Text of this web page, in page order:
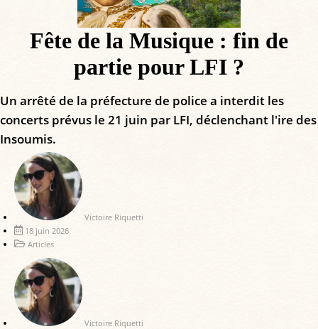
Fête de la Musique : fin de
partie pour LFI ?
Un arrêté de la préfecture de police a interdit les
concerts prévus le 21 juin par LFI, déclenchant l'ire des
Insoumis.
Victoire Riquetti
18 juin 2026
Articles
Victoire Riquetti